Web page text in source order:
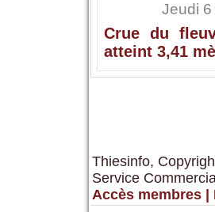
Jeudi 6
Crue du
atteint 3,41
Thiesinfo,
Service
Accès membres